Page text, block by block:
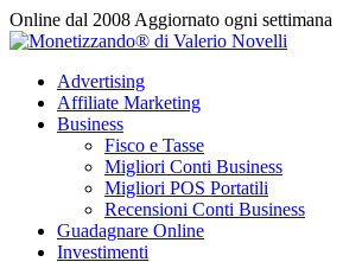
Vai
al
Online dal 2008 Aggiornato ogni settimana
Advertising
Affiliate Marketing
Business
Fisco e Tasse
Migliori Conti Business
Migliori POS Portatili
Recensioni Conti Business
Guadagnare Online
Investimenti